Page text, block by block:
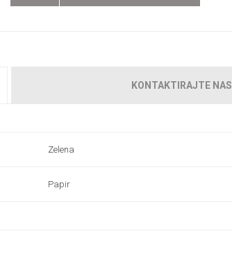
KONTAKTIRAJTE NAS
Zelena
Papir